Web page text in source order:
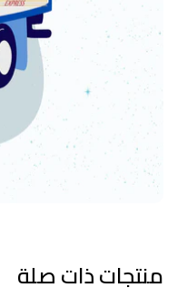
منتجات ذات صلة